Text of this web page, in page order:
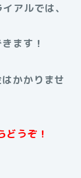
アルでは、
ます！
かかりませ
うぞ！